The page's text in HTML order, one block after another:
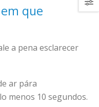
que
a pena esclarecer
ar pára
menos 10 segundos.